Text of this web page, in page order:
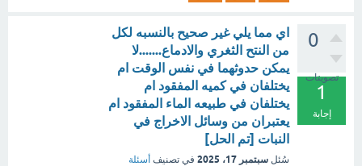
0
تصويتات
1
إجابة
اي مما يلي غير صحيح بالنسبه لكل
من النتح الثغري والادماع.......لا
يمكن حدوثهما في نفس الوقت ام
يختلفان في كميه المفقود ام
يختلفان في طبيعه الماء المفقود ام
يعتبران من وسائل الاخراج في
النبات [تم الحل]
سُئل سبتمبر 17، 2025 في تصنيف أسئلة